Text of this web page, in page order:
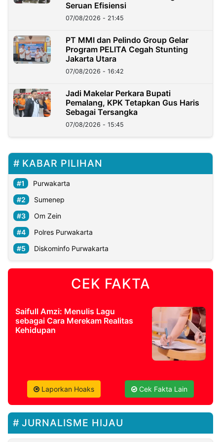
Seruan Efisiensi
07/08/2026 - 21:45
PT MMI dan Pelindo Group Gelar
Program PELITA Cegah Stunting
Jakarta Utara
07/08/2026 - 16:42
Jadi Makelar Perkara Bupati
Pemalang, KPK Tetapkan Gus Haris
Sebagai Tersangka
07/08/2026 - 15:45
KABAR PILIHAN
Purwakarta
Sumenep
Om Zein
Polres Purwakarta
Diskominfo Purwakarta
CEK FAKTA
Saifull Amzi: Menulis Lagu
sebagai Cara Merekam Realitas
Kehidupan
Laporkan Hoaks Cek Fakta Lain
JURNALISME HIJAU